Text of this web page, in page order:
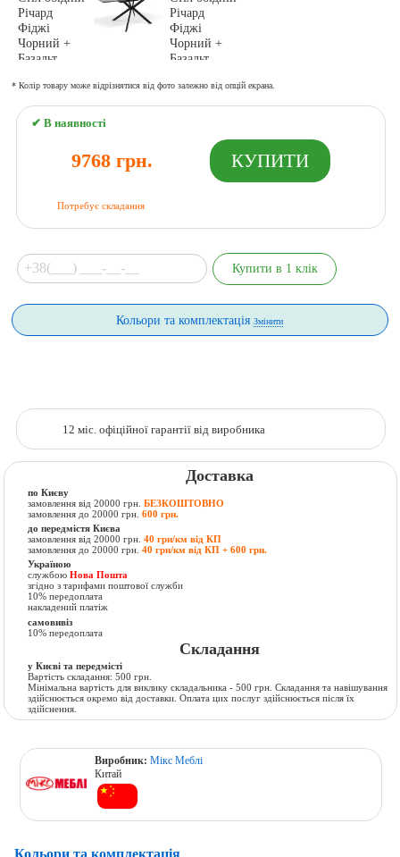
* Колір товару може відрізнятися від фото залежно від опцій екрана.
✔ В наявності
9768 грн.
Потребує складання
Кольори та комплектаціяЗмінити
12 міс. офіційної гарантії від виробника
Доставка
по Києву
замовлення від 20000 грн.БЕЗКОШТОВНО
замовлення до 20000 грн.600 грн.
до передмістя Києва
замовлення від 20000 грн.40 грн/км від КП
замовлення до 20000 грн.40 грн/км від КП + 600 грн.
Україною
службоюНова Пошта
згідно з тарифами поштової служби
10% передоплата
накладений платіж
самовивіз
10% передоплата
Складання
у Києві та передмісті
Вартість складання: 500 грн.
Мінімальна вартість для виклику складальника - 500 грн. Складання та навішування
здійснюється окремо від доставки. Оплата цих послуг здійснюється після їх
здійснення.
Виробник:Мікс Меблі
Китай